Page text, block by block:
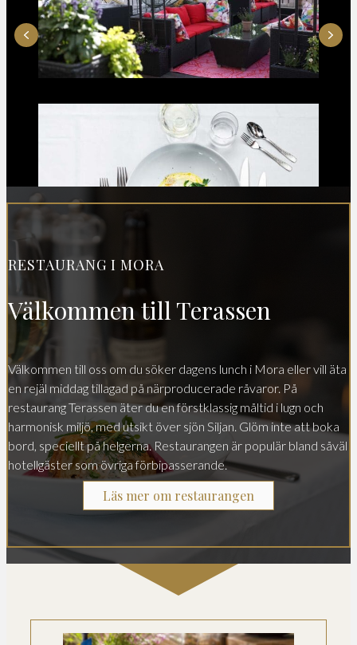
RESTAURANG I MORA
Välkommen till Terassen
Välkommen till oss om du söker dagens lunch i Mora eller vill äta
en rejäl middag tillagad på närproducerade råvaror. På
restaurang Terassen äter du en förstklassig måltid i lugn och
harmonisk miljö, med utsikt över sjön Siljan. Glöm inte att boka
bord, speciellt på helgerna. Restaurangen är populär bland såväl
hotellgäster som övriga förbipasserande.
Läs mer om restaurangen